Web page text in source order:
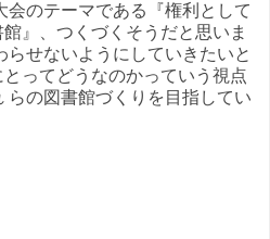
会のテーマである『権利として
』、つくづくそうだと思いま
せないようにしていきたいと
ってどうなのかっていう視点
らの図書館づくりを目指してい